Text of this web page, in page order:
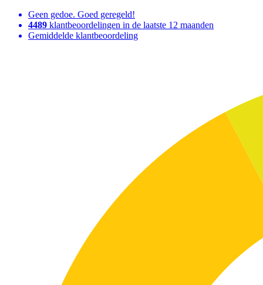
Geen gedoe. Goed geregeld!
4489 klantbeoordelingen in de laatste 12 maanden
Gemiddelde klantbeoordeling